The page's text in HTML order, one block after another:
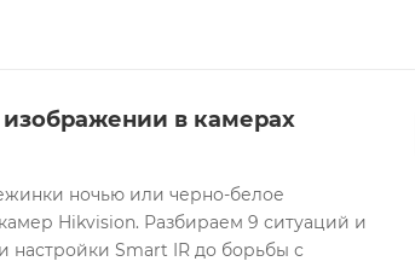
в камерах
ночью или черно-белое
Hikvision. Разбираем 9 ситуаций и
настройки Smart IR до борьбы с